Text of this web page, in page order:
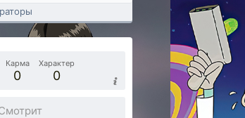
Карма
0
Характер
0